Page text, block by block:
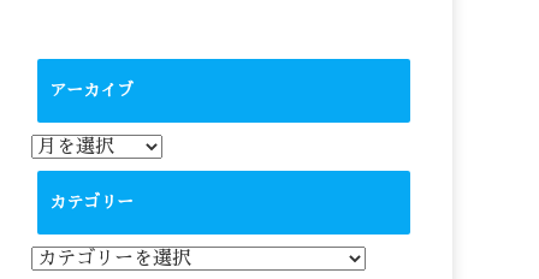
アーカイブ
ア
ー
カテゴリー
カ